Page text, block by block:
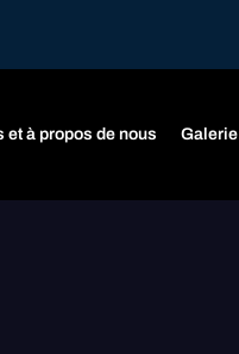
et à propos de nous Galerie